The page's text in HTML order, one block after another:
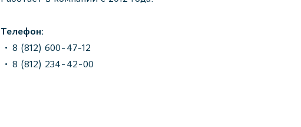
Телефон:
8 (812) 600-47-12
8 (812) 234-42-00